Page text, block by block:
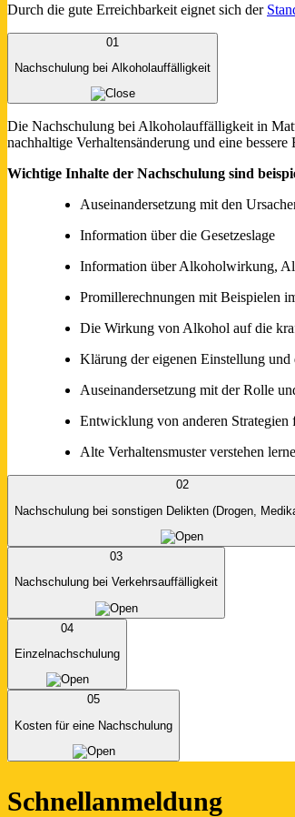
Durch die gute Erreichbarkeit eignet sich der
01
Nachschulung bei Alkoholauffälligkeit
Die Nachschulung bei Alkoholauffälligkeit in
nachhaltige Verhaltensänderung und eine
Wichtige Inhalte der Nachschulung sind
Auseinandersetzung mit den
Information über die Gesetzeslage
Information über Alkoholwirkung,
Promillerechnungen mit Beispielen
Die Wirkung von Alkohol auf die
Klärung der eigenen Einstellung
Auseinandersetzung mit der Rolle
Entwicklung von anderen Strategien
Alte Verhaltensmuster verstehen
02
Nachschulung bei sonstigen Delikten (Drogen,
03
Nachschulung bei Verkehrsauffälligkeit
04
Einzelnachschulung
05
Kosten für eine Nachschulung
Schnellanmeldung